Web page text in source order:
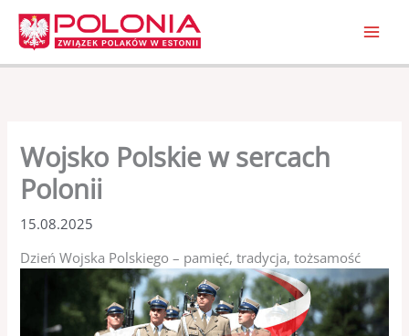
Przejdź
treści
Wojsko Polskie w sercach
Polonii
15.08.2025
Dzień Wojska Polskiego – pamięć, tradycja, tożsamość